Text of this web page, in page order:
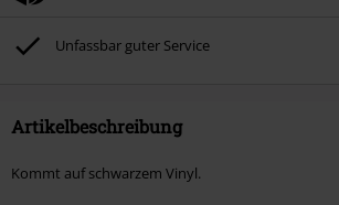
Unfassbar guter Service
Artikelbeschreibung
Kommt auf schwarzem Vinyl.